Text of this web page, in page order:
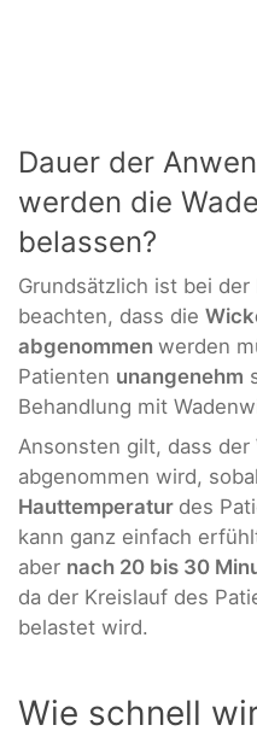
Dauer der
werden die
belassen?
Grundsätzlich ist bei
beachten, dass die
abgenommen werden
Patienten unangenehm
Behandlung mit
Ansonsten gilt, dass
abgenommen wird,
Hauttemperatur des
kann ganz einfach
aber nach 20 bis 30
da der Kreislauf des
belastet wird.
Wie schnell